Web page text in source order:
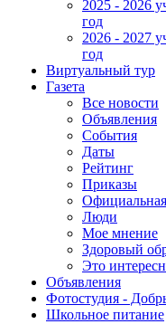
2025 - 2026
год
2026 - 2027
год
Виртуальный тур
Газета
Все новости
Объявления
События
Даты
Рейтинг
Приказы
Люди
Мое мнение
Здоровый
Это
Объявления
Фотостудия -
Школьное питание